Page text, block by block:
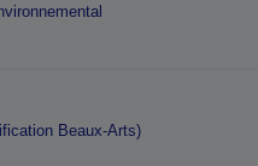
Beaux-Arts)